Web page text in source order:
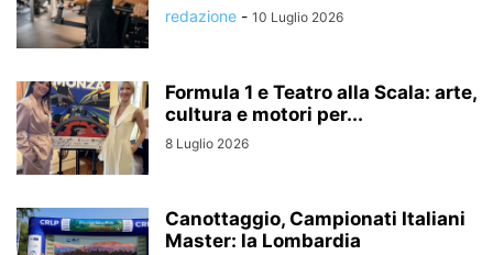
redazione - 10 Luglio 2026
Formula 1 e Teatro alla Scala: arte,
cultura e motori per...
8 Luglio 2026
Canottaggio, Campionati Italiani
Master: la Lombardia